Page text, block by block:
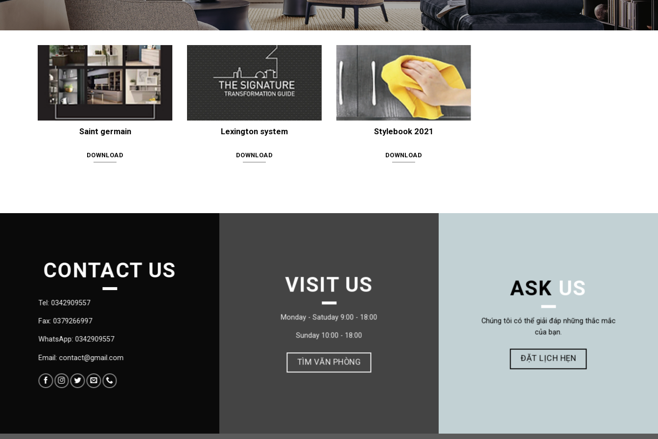
Saint germain
DOWNLOAD
Lexington system
DOWNLOAD
Stylebook 2021
DOWNLOAD
CONTACT US
Tel: 0342909557
Fax: 0379266997
WhatsApp: 0342909557
Email: contact@gmail.com
VISIT US
Monday - Satuday 9:00 - 18:00
Sunday 10:00 - 18:00
TÌM VĂN PHÒNG
ASK US
Chúng tôi có thể giải đáp những thắc mắc
của bạn.
ĐẶT LỊCH HẸN